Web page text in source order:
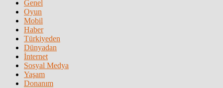
Genel
Oyun
Mobil
Haber
Türkiyeden
Dünyadan
İnternet
Sosyal Medya
Yaşam
Donanım